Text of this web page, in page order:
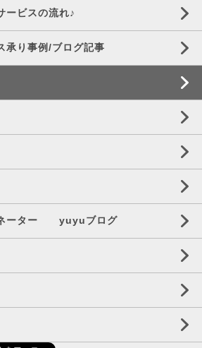
ービスの流れ♪
承り事例/ブログ記事
ネーター yuyuブログ